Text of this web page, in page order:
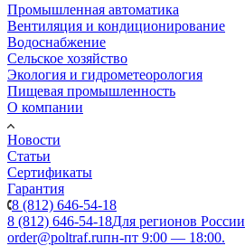
Промышленная автоматика
Вентиляция и кондиционирование
Водоснабжение
Сельское хозяйство
Экология и гидрометеорология
Пищевая промышленность
О компании
Новости
Статьи
Сертификаты
Гарантия
8 (812) 646-54-18
8 (812) 646-54-18Для регионов России
order@poltraf.ruпн-пт 9:00 — 18:00.